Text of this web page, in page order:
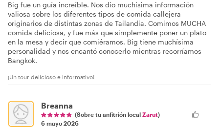
Big fue un guía increíble. Nos dio muchísima información
valiosa sobre los diferentes tipos de comida callejera
originarios de distintas zonas de Tailandia. Comimos MUCHA
comida deliciosa, y fue más que simplemente poner un plato
en la mesa y decir que comiéramos. Big tiene muchísima
personalidad y nos encantó conocerlo mientras recorríamos
Bangkok.
¡Un tour delicioso e informativo!
Breanna
(Sobre tu anfitrión local Zarut)
6 mayo 2026